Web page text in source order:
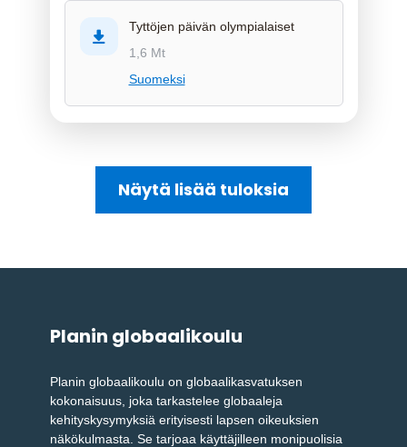
Tyttöjen päivän olympialaiset
1,6 Mt
Suomeksi
Näytä lisää tuloksia
Planin globaalikoulu
Planin globaalikoulu on globaalikasvatuksen
kokonaisuus, joka tarkastelee globaaleja
kehityskysymyksiä erityisesti lapsen oikeuksien
näkökulmasta. Se tarjoaa käyttäjilleen monipuolisia